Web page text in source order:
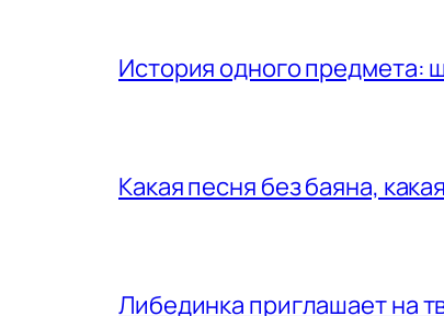
История одного предмета:
Какая песня без баяна,
Либединка приглашает на